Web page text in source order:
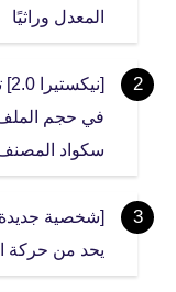
المعدل وراثيًا
في حجم
سكواد
[شخصية جديدة
يحد من حركة